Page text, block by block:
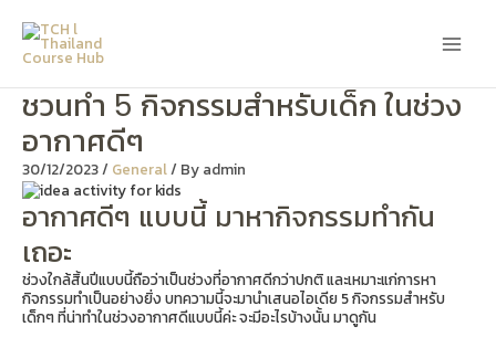
content
ชวนทำ 5 กิจกรรมสำหรับเด็ก ในช่วง
อากาศดีๆ
30/12/2023/ General/ By admin
อากาศดีๆ แบบนี้ มาหากิจกรรมทำกัน
เถอะ
ช่วงใกล้สิ้นปีแบบนี้ถือว่าเป็นช่วงที่อากาศดีกว่าปกติ และเหมาะแก่การหา
กิจกรรมทำเป็นอย่างยิ่ง บทความนี้จะมานำเสนอไอเดีย 5 กิจกรรมสำหรับ
เด็กๆ ที่น่าทำในช่วงอากาศดีแบบนี้ค่ะ จะมีอะไรบ้างนั้น มาดูกัน